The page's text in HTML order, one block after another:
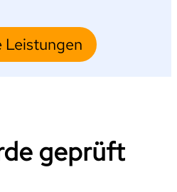
Leistungen
geprüft